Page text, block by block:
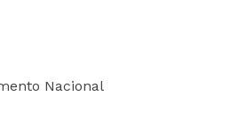
Nacional